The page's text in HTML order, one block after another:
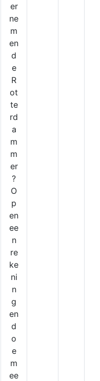
er
ne
m
en
d
e
R
ot
te
rd
a
m
m
er
?
O
p
en
ee
n
re
ke
ni
n
g
en
d
o
e
m
ee